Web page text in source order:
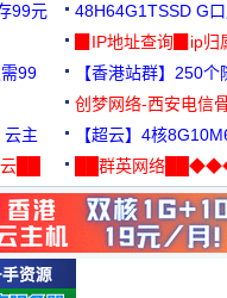
99元
48H64G1TSSD G
3000+可免费测试
▉IP地址查询▉ip归
99
【香港站群】250
创梦网络-西安电信
88元/月
云主
【超云】4核
██
██群英网络
◆◆◆
广告，理性选择